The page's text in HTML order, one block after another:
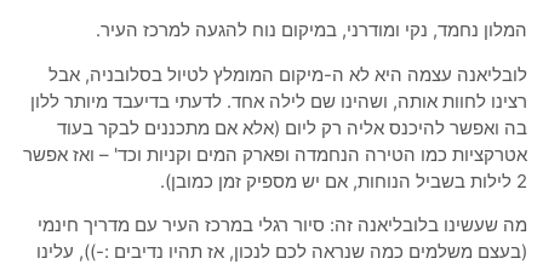
נחמד, נקי ומודרני, במיקום נוח להגעה למרכז העיר.
עצמה היא לא ה-מיקום המומלץ לטיול בסלובניה, אבל
לחוות אותה, ושהינו שם לילה אחד. לדעתי בדיעבד מיותר ללון
ואפשר להיכנס אליה רק ליום (אלא אם מתכננים לבקר בעוד
כמו הטירה הנחמדה ופארק המים וקניות וכד' – ואז אפשר
שעשינו בלובליאנה זה: סיור רגלי במרכז העיר עם מדריך חינמי
משלמים כמה שנראה לכם לנכון, אז תהיו נדיבים :-)), עלינו